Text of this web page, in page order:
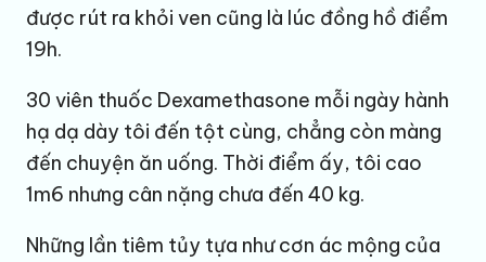
được rút ra khỏi ven cũng là lúc đồng hồ điểm
19h.
30 viên thuốc Dexamethasone mỗi ngày hành
hạ dạ dày tôi đến tột cùng, chẳng còn màng
đến chuyện ăn uống. Thời điểm ấy, tôi cao
1m6 nhưng cân nặng chưa đến 40 kg.
Những lần tiêm tủy tựa như cơn ác mộng của